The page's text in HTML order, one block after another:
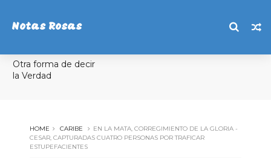
Notas Rosas
Otra forma de decir
la Verdad
HOME CARIBE
EN LA MATA, CORREGIMIENTO DE LA GLORIA -
CESAR, CAPTURADAS CUATRO PERSONAS POR TRAFICAR
ESTUPEFACIENTES